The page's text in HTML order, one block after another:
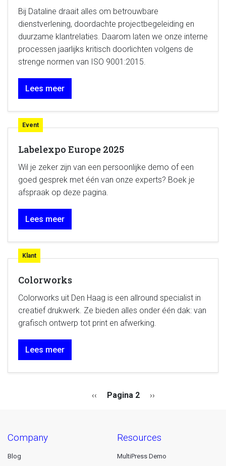
Bij Dataline draait alles om betrouwbare
dienstverlening, doordachte projectbegeleiding en
duurzame klantrelaties. Daarom laten we onze interne
processen jaarlijks kritisch doorlichten volgens de
strenge normen van ISO 9001:2015.
Lees meer
Event
Labelexpo Europe 2025
Wil je zeker zijn van een persoonlijke demo of een
goed gesprek met één van onze experts? Boek je
afspraak op deze pagina.
Lees meer
Klant
Colorworks
Colorworks uit Den Haag is een allround specialist in
creatief drukwerk. Ze bieden alles onder één dak: van
grafisch ontwerp tot print en afwerking.
Lees meer
Vorige
‹‹ Pagina 2
Volgende
››
company
Blog
resources
MultiPress Demo